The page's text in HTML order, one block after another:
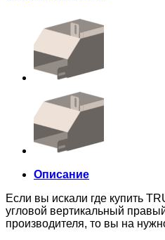
Описание
Если вы искали где купить
угловой вертикальный
производителя, то вы на